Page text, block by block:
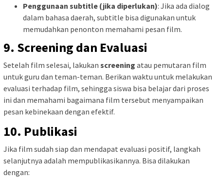
Penggunaan subtitle (jika diperlukan): Jika ada dialog
dalam bahasa daerah, subtitle bisa digunakan untuk
memudahkan penonton memahami pesan film.
9. Screening dan Evaluasi
Setelah film selesai, lakukan screening atau pemutaran film
untuk guru dan teman-teman. Berikan waktu untuk melakukan
evaluasi terhadap film, sehingga siswa bisa belajar dari proses
ini dan memahami bagaimana film tersebut menyampaikan
pesan kebinekaan dengan efektif.
10. Publikasi
Jika film sudah siap dan mendapat evaluasi positif, langkah
selanjutnya adalah mempublikasikannya. Bisa dilakukan
dengan: